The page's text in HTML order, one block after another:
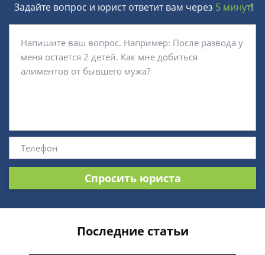
Задайте вопрос и юрист ответит вам через 5 минут!
Спросить юриста
Последние статьи